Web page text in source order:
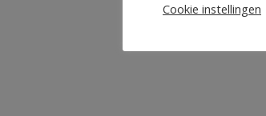
Cookie instellingen